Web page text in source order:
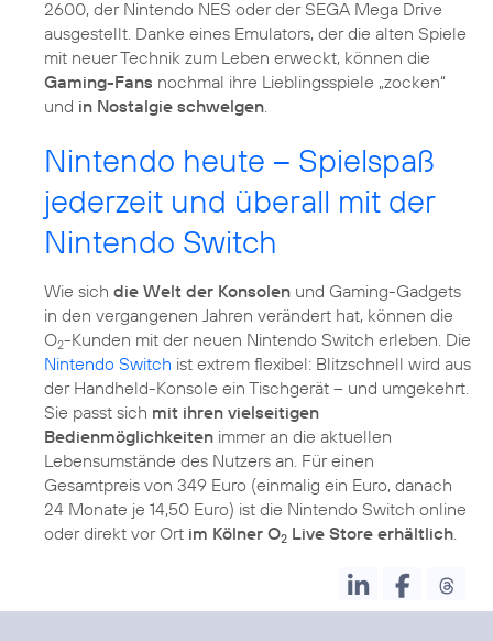
2600, der Nintendo NES oder der SEGA Mega Drive
ausgestellt. Danke eines Emulators, der die alten Spiele
mit neuer Technik zum Leben erweckt, können die
Gaming-Fans nochmal ihre Lieblingsspiele „zocken“
und in Nostalgie schwelgen.
Nintendo heute – Spielspaß
jederzeit und überall mit der
Nintendo Switch
Wie sich die Welt der Konsolen und Gaming-Gadgets
in den vergangenen Jahren verändert hat, können die
O2-Kunden mit der neuen Nintendo Switch erleben. Die
Nintendo Switch ist extrem flexibel: Blitzschnell wird aus
der Handheld-Konsole ein Tischgerät – und umgekehrt.
Sie passt sich mit ihren vielseitigen
Bedienmöglichkeiten immer an die aktuellen
Lebensumstände des Nutzers an. Für einen
Gesamtpreis von 349 Euro (einmalig ein Euro, danach
24 Monate je 14,50 Euro) ist die Nintendo Switch online
oder direkt vor Ort im Kölner O2 Live Store erhältlich.